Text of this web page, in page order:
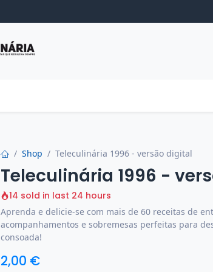
Shop Teleculinária 1996 - versão digital
Teleculinária 1996 -
14 sold in last 24 hours
Aprenda e delicie-se com mais de 60 receitas de
acompanhamentos e sobremesas perfeitas para
consoada!
2,00 €